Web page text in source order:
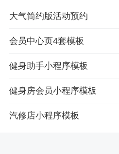
大气简约版活动预约
会员中心页4套模板
健身助手小程序模板
健身房会员小程序模板
汽修店小程序模板